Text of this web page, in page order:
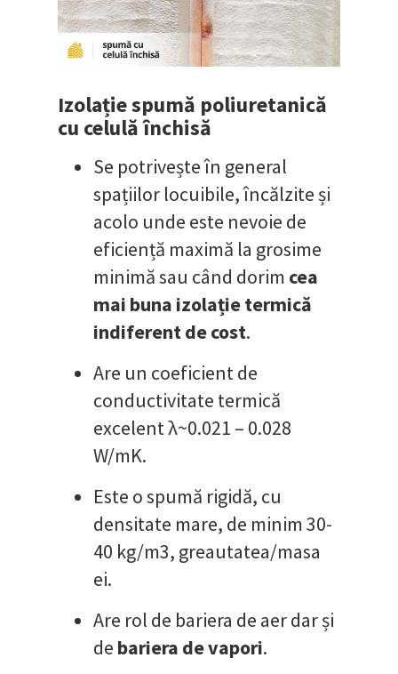
Izolație spumă poliuretanică
cu celulă închisă
Se potrivește în general
spațiilor locuibile, încălzite și
acolo unde este nevoie de
eficiență maximă la grosime
minimă sau când dorim cea
mai buna izolație termică
indiferent de cost.
Are un coeficient de
conductivitate termică
excelent λ~0.021 – 0.028
W/mK.
Este o spumă rigidă, cu
densitate mare, de minim 30-
40 kg/m3, greautatea/masa
ei.
Are rol de bariera de aer dar și
de bariera de vapori.